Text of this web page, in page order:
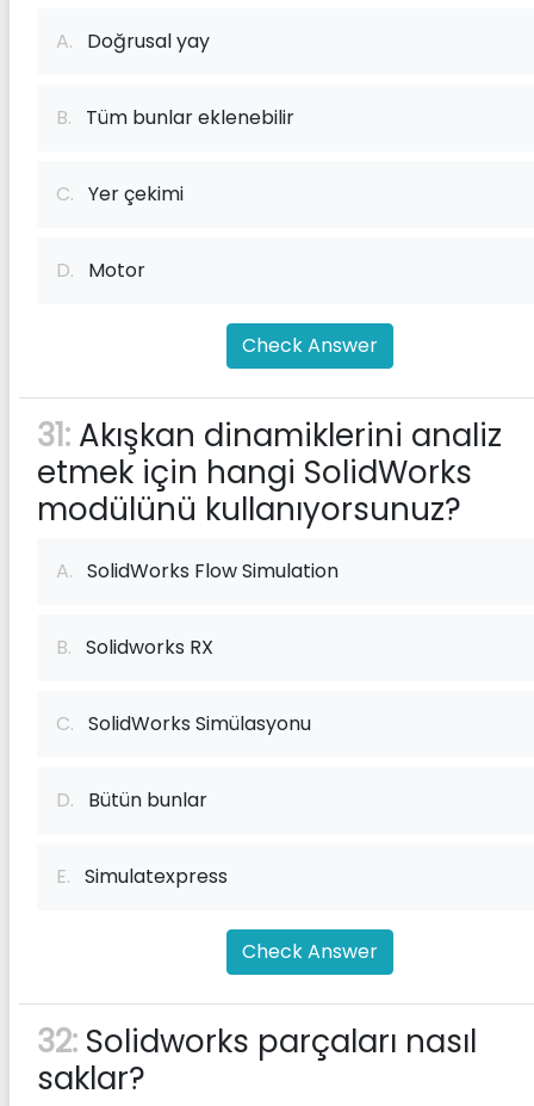
A. Doğrusal yay
B. Tüm bunlar eklenebilir
C. Yer çekimi
D. Motor
Check Answer
31: Akışkan dinamiklerini analiz
etmek için hangi SolidWorks
modülünü kullanıyorsunuz?
A. SolidWorks Flow Simulation
B. Solidworks RX
C. SolidWorks Simülasyonu
D. Bütün bunlar
E. Simulatexpress
Check Answer
32: Solidworks parçaları nasıl
saklar?